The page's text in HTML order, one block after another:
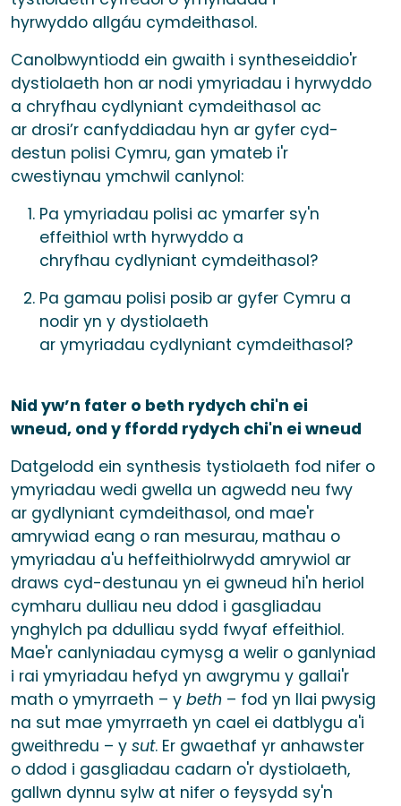
hyrwyddo allgáu cymdeithasol.
Canolbwyntiodd ein gwaith i syntheseiddio'r
dystiolaeth hon ar nodi ymyriadau i hyrwyddo
a chryfhau cydlyniant cymdeithasol ac
ar drosi’r canfyddiadau hyn ar gyfer cyd-
destun polisi Cymru, gan ymateb i'r
cwestiynau ymchwil canlynol:
Pa ymyriadau polisi ac ymarfer sy'n
effeithiol wrth hyrwyddo a
chryfhau cydlyniant cymdeithasol?
Pa gamau polisi posib ar gyfer Cymru a
nodir yn y dystiolaeth
ar ymyriadau cydlyniant cymdeithasol?
Nid yw’n fater o beth rydych chi'n ei
wneud, ond y ffordd rydych chi'n ei wneud
Datgelodd ein synthesis tystiolaeth fod nifer o
ymyriadau wedi gwella un agwedd neu fwy
ar gydlyniant cymdeithasol, ond mae'r
amrywiad eang o ran mesurau, mathau o
ymyriadau a'u heffeithiolrwydd amrywiol ar
draws cyd-destunau yn ei gwneud hi'n heriol
cymharu dulliau neu ddod i gasgliadau
ynghylch pa ddulliau sydd fwyaf effeithiol.
Mae'r canlyniadau cymysg a welir o ganlyniad
i rai ymyriadau hefyd yn awgrymu y gallai'r
math o ymyrraeth – y beth – fod yn llai pwysig
na sut mae ymyrraeth yn cael ei datblygu a'i
gweithredu – y sut. Er gwaethaf yr anhawster
o ddod i gasgliadau cadarn o'r dystiolaeth,
gallwn dynnu sylw at nifer o feysydd sy'n